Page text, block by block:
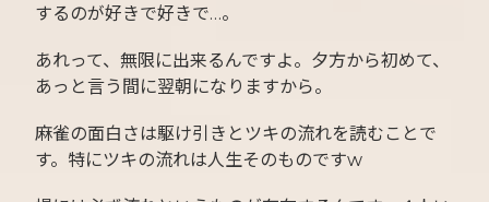
するのが好きで好きで…。
あれって、無限に出来るんですよ。夕方から初めて、
あっと言う間に翌朝になりますから。
麻雀の面白さは駆け引きとツキの流れを読むことで
す。特にツキの流れは人生そのものですw